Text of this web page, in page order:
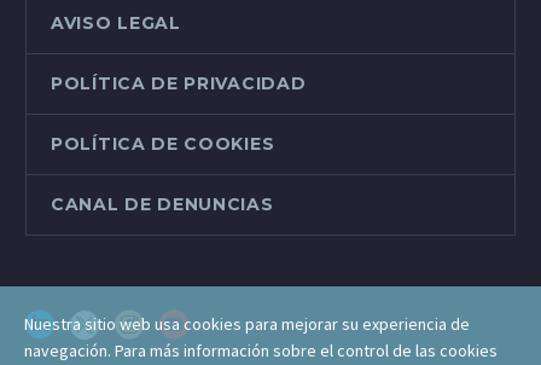
AVISO LEGAL
POLÍTICA DE PRIVACIDAD
POLÍTICA DE COOKIES
CANAL DE DENUNCIAS
Nuestra sitio web usa cookies para mejorar su experiencia de
navegación. Para más información sobre el control de las cookies